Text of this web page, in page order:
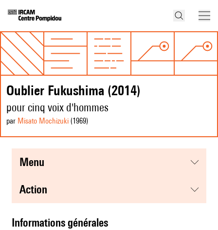
Oublier Fukushima (2014)
pour cinq voix d'hommes
par Misato Mochizuki (1969)
menu
action
informations générales